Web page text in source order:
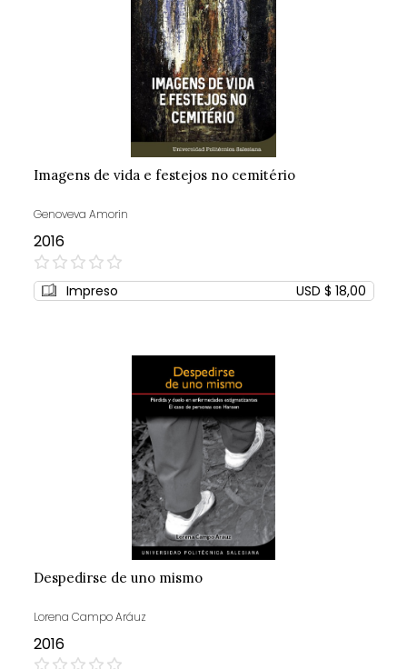
Imagens de vida e festejos no cemitério
Genoveva Amorin
2016
0%
Impreso USD $ 18,00
Despedirse de uno mismo
Lorena Campo Aráuz
2016